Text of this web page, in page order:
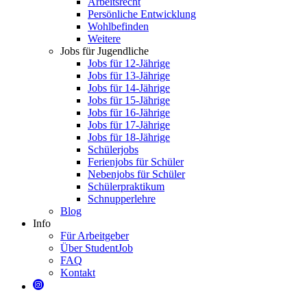
Persönliche Entwicklung
Wohlbefinden
Weitere
Jobs für Jugendliche
Jobs für 12-Jährige
Jobs für 13-Jährige
Jobs für 14-Jährige
Jobs für 15-Jährige
Jobs für 16-Jährige
Jobs für 17-Jährige
Jobs für 18-Jährige
Schülerjobs
Ferienjobs für Schüler
Nebenjobs für Schüler
Schülerpraktikum
Schnupperlehre
Blog
Info
Für Arbeitgeber
Über StudentJob
FAQ
Kontakt